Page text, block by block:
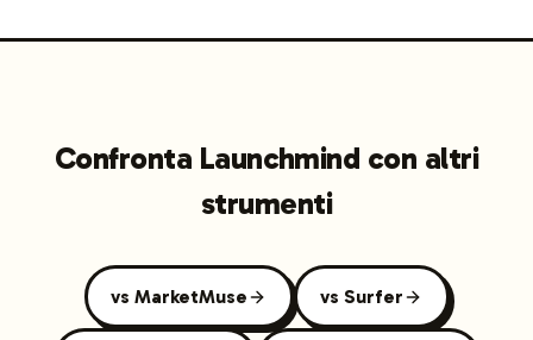
Confronta Launchmind con altri
strumenti
vs MarketMuse vs Surfer